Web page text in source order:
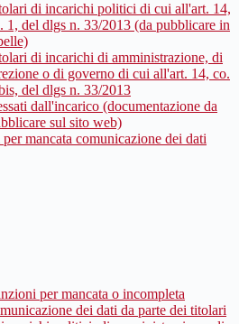
di incarichi politici di cui all'art. 14,
1, del dlgs n. 33/2013 (da pubblicare in
di incarichi di amministrazione, di
o di governo di cui all'art. 14, co.
del dlgs n. 33/2013
dall'incarico (documentazione da
sul sito web)
mancata comunicazione dei dati
per mancata o incompleta
dei dati da parte dei titolari